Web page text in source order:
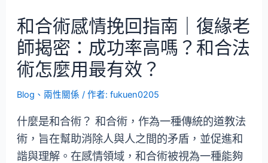
和合術感情挽回指南｜復緣老
師揭密：成功率高嗎？和合法
術怎麼用最有效？
Blog 、 兩性關係 / 作者:fukuen0205
什麼是和合術？ 和合術，作為一種傳統的道教法
術，旨在幫助消除人與人之間的矛盾，並促進和
諧與理解。在感情領域，和合術被視為一種能夠